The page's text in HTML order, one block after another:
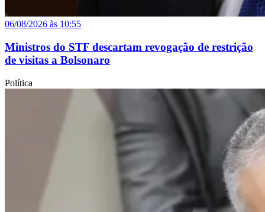
06/08/2026 às 10:55
Ministros do STF descartam revogação de restrição
de visitas a Bolsonaro
Política